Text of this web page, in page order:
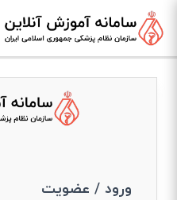
ورود / عضویت